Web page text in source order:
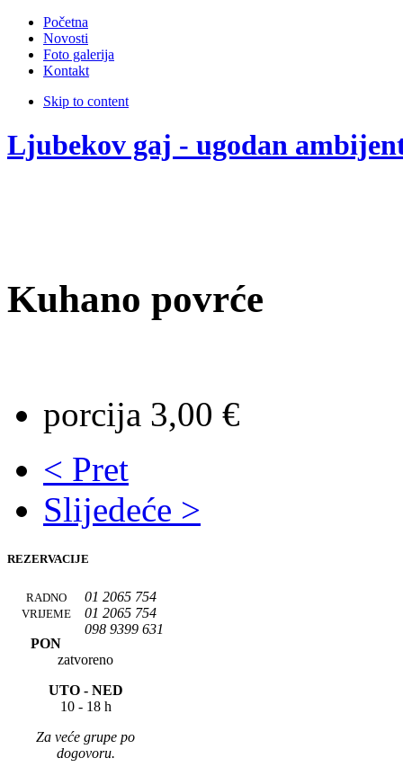
Početna
Novosti
Foto galerija
Kontakt
Skip to content
Ljubekov gaj - ugodan
Kuhano povrće
porcija 3,00 €
< Pret
Slijedeće >
REZERVACIJE
01 2065 754
01 2065 754
098 9399 631
RADNO
VRIJEME
PON
zatvoreno
UTO - NED
10 - 18 h
Za veće grupe po
dogovoru.